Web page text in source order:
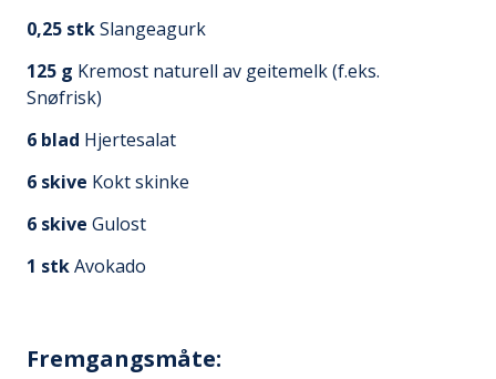
0,25 stkSlangeagurk
125 g Kremost naturell av geitemelk (f.eks.
Snøfrisk)
6 blad Hjertesalat
6 skive Kokt skinke
6 skive Gulost
1 stkAvokado
Fremgangsmåte: